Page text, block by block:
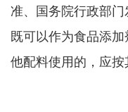
准、国务院行政部
既可以作为食品添
他配料使用的，应按